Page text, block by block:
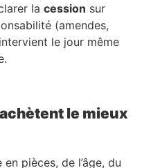
la cession sur
(amendes,
le jour même
le mieux
pièces, de l’âge, du